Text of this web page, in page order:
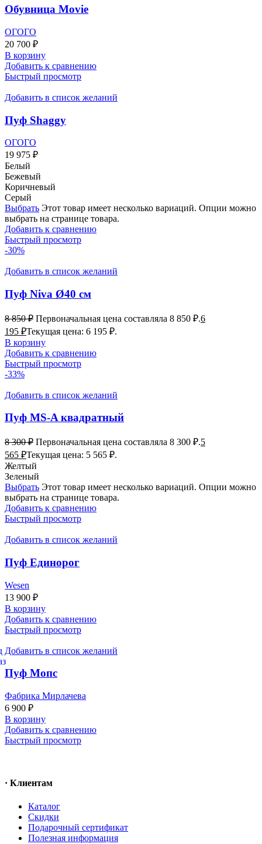
Обувница Movie
ОГОГО
20 700 ₽
В корзину
Добавить к сравнению
Быстрый просмотр
Добавить в список желаний
Пуф Shaggy
ОГОГО
19 975 ₽
Белый
Бежевый
Коричневый
Серый
Выбрать Этот товар имеет несколько вариаций. Опции можно
выбрать на странице товара.
Добавить к сравнению
Быстрый просмотр
-30%
Добавить в список желаний
Пуф Niva Ø40 см
8 850₽ Первоначальная цена составляла 8 850 ₽.6
195 ₽Текущая цена: 6 195 ₽.
В корзину
Добавить к сравнению
Быстрый просмотр
-33%
Добавить в список желаний
Пуф MS-A квадратный
8 300₽ Первоначальная цена составляла 8 300 ₽.5
565 ₽Текущая цена: 5 565 ₽.
Желтый
Зеленый
Выбрать Этот товар имеет несколько вариаций. Опции можно
выбрать на странице товара.
Добавить к сравнению
Быстрый просмотр
Добавить в список желаний
Пуф Единорог
Wesen
13 900 ₽
В корзину
Добавить к сравнению
Быстрый просмотр
Добавить в список желаний
Пуф Мопс
Фабрика Мирлачева
6 900 ₽
В корзину
Добавить к сравнению
Быстрый просмотр
· Клиентам
Каталог
Скидки
Подарочный сертификат
Полезная информация